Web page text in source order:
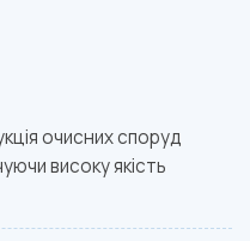
очисних споруд
високу якість